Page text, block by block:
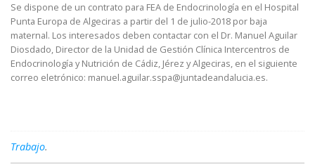
Se dispone de un contrato para FEA de Endocrinología en el Hospital
Punta Europa de Algeciras a partir del 1 de julio-2018 por baja
maternal. Los interesados deben contactar con el Dr. Manuel Aguilar
Diosdado, Director de la Unidad de Gestión Clínica Intercentros de
Endocrinología y Nutrición de Cádiz, Jérez y Algeciras, en el siguiente
correo eletrónico: manuel.aguilar.sspa@juntadeandalucia.es.
Trabajo.